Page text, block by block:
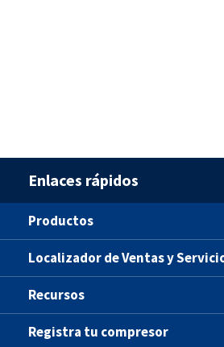
Enlaces rápidos
Productos
Localizador de Ventas y
Recursos
Registra tu compresor